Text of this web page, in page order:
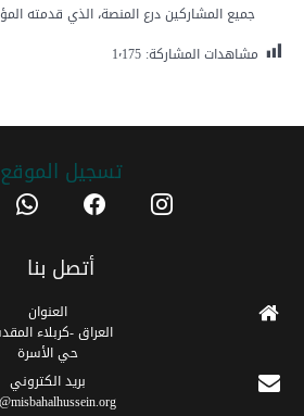
جميع المشاركين درع المنصة، الذي قدمته
مشاهدات المشاركة: 1٬175
تسجیل الموقع instagram
facebook
whatsapp
أتصل بنا
العنوان
العراق -كربلاء
حي الأسرة
برید الکتروني